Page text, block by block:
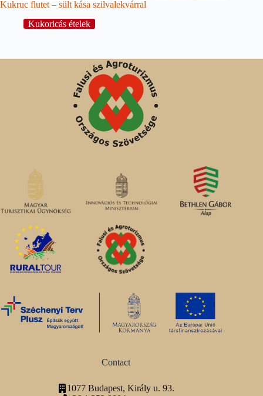
Kukruc flutet – sült kása szilvalekvárral
Kukoricás ételek
Contact
1077 Budapest, Király u. 93.